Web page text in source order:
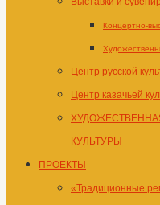
Концертно-
Центр русской
Центр казачьей
КУЛЬТУРЫ
ПРОЕКТЫ
«Традиционные